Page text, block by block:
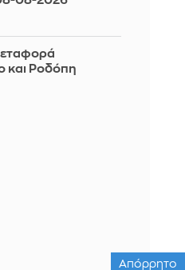
και Ροδόπη
Απόρρητο